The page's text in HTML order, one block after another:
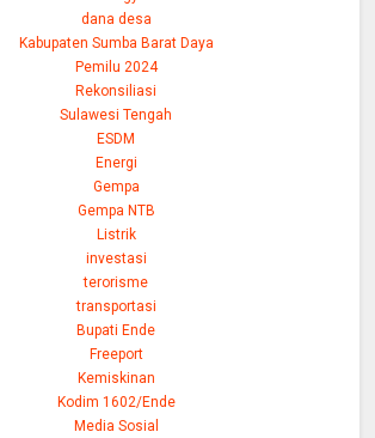
dana desa
Kabupaten Sumba Barat Daya
Pemilu 2024
Rekonsiliasi
Sulawesi Tengah
ESDM
Energi
Gempa
Gempa NTB
Listrik
investasi
terorisme
transportasi
Bupati Ende
Freeport
Kemiskinan
Kodim 1602/Ende
Media Sosial